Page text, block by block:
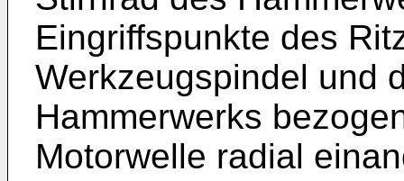
Eingriffspunkte des
Werkzeugspindel und
Hammerwerks
Motorwelle radial